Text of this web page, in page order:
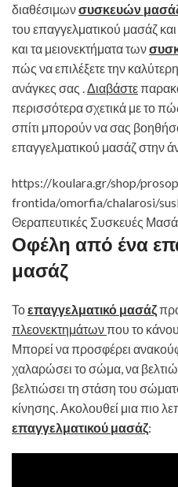
διαθέσιμωνσυσκευών
του επαγγελματικού μασάζ
και τα μειονεκτήματα των
πώς να επιλέξετε την
ανάγκες σας . Διαβάστε
περισσότερα σχετικά με το
σπίτι μπορούν να σας
επαγγελματικού μασάζ στην
https://koulara.gr/shop/
frontida/omorfia/chalarosi/
Θεραπευτικές Συσκευές
Οφέλη από ένα
μασάζ
Τοεπαγγελματικό μασάζ
πλεονεκτημάτωνπου το
Μπορεί να προσφέρει
χαλαρώσει το σώμα, να
βελτιώσει τη στάση του
κίνησης. Ακολουθεί μια πιο
επαγγελματικού μασάζ: